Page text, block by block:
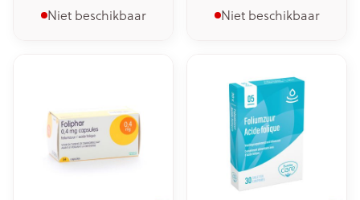
Niet beschikbaar Niet beschikbaar